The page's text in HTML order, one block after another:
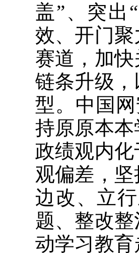
盖”、突出
效、开门
赛道，加
链条升级
型。中国
持原原本
政绩观内
观偏差，
边改、立
题、整改
动学习教